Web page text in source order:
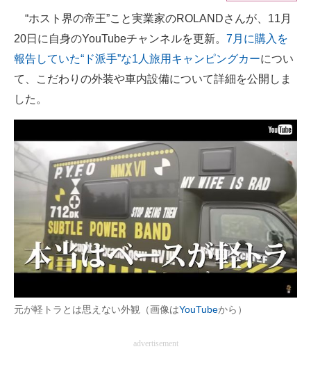
スマホと通信の最新トレンド
進化するPCとデバイスの未来
ビジネスと働き方のヒント
AI活用のいまが分かる
企業ITのトレンドを詳説
経営リーダーのコミュニティ
マーケ×ITの今がよく分かる
ITエンジニア向け専門サイト
“ホスト界の帝王”こと実業家のROLANDさんが、11月
20日に自身のYouTubeチャンネルを更新。 7月に購入を
報告していた“ド派手”な1人旅用キャンピングカーについ
て、こだわりの外装や車内設備について詳細を公開しま
した。
元が軽トラとは思えない外観（画像はYouTubeから）
advertisement